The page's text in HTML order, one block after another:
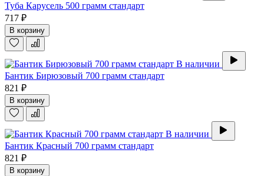
Туба Карусель 500 грамм стандарт
717 ₽
В корзину
В наличии
Бантик Бирюзовый 700 грамм стандарт
821 ₽
В корзину
В наличии
Бантик Красный 700 грамм стандарт
821 ₽
В корзину